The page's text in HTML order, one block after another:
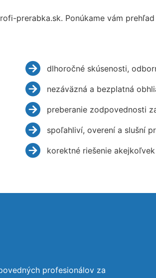
prerabka.sk. Ponúkame vám
dlhoročné skúsenosti,
nezáväzná a bezplatná
preberanie zodpovednosti
spoľahliví, overení a slušní
korektné riešenie
profesionálov za